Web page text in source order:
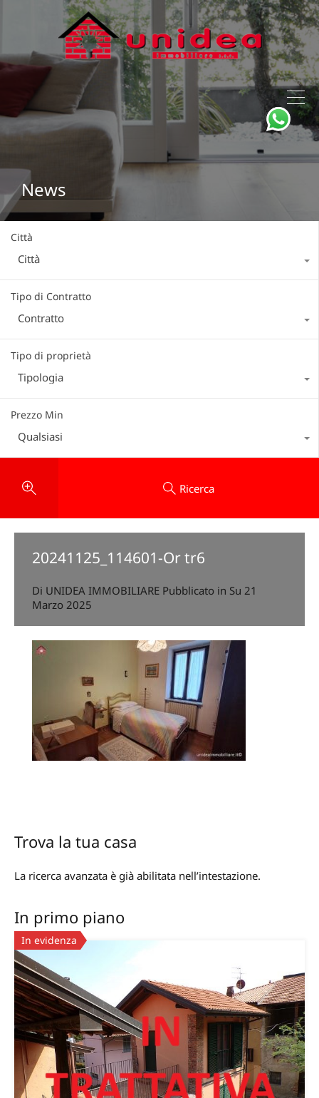
News
Città
Città
Tipo di Contratto
Contratto
Tipo di proprietà
Tipologia
Prezzo Min
Qualsiasi
Ricerca
20241125_114601-Or tr6
Di UNIDEA IMMOBILIARE Pubblicato in Su 21
Marzo 2025
Trova la tua casa
La ricerca avanzata è già abilitata nell’intestazione.
In primo piano
In evidenza